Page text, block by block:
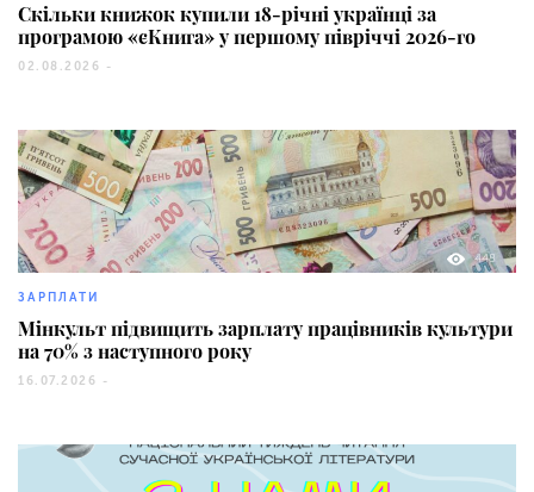
Скільки книжок купили 18-річні українці за
програмою «єКнига» у першому півріччі 2026-го
02.08.2026 -
448
ЗАРПЛАТИ
Мінкульт підвищить зарплату працівників культури
на 70% з наступного року
16.07.2026 -